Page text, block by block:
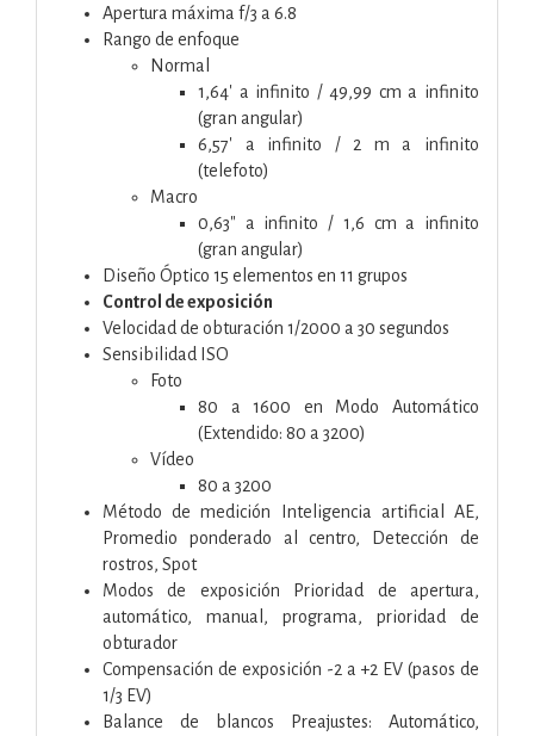
Apertura máxima f/3 a 6.8
Rango de enfoque
Normal
1,64' a infinito / 49,99 cm a infinito
(gran angular)
6,57' a infinito / 2 m a infinito
(telefoto)
Macro
0,63" a infinito / 1,6 cm a infinito
(gran angular)
Diseño Óptico 15 elementos en 11 grupos
Control de exposición
Velocidad de obturación 1/2000 a 30 segundos
Sensibilidad ISO
Foto
80 a 1600 en Modo Automático
(Extendido: 80 a 3200)
Vídeo
80 a 3200
Método de medición Inteligencia artificial AE,
Promedio ponderado al centro, Detección de
rostros, Spot
Modos de exposición Prioridad de apertura,
automático, manual, programa, prioridad de
obturador
Compensación de exposición -2 a +2 EV (pasos de
1/3 EV)
Balance de blancos Preajustes: Automático,